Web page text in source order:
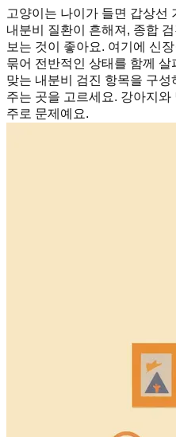
고양이는 나이가 들면 갑상선
내분비 질환이 흔해져, 종합
보는 것이 좋아요. 여기에 신
묶어 전반적인 상태를 함께 살
맞는 내분비 검진 항목을 구
주는 곳을 고르세요. 강아지와
주로 문제예요.